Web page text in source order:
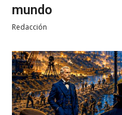
mundo
Redacción